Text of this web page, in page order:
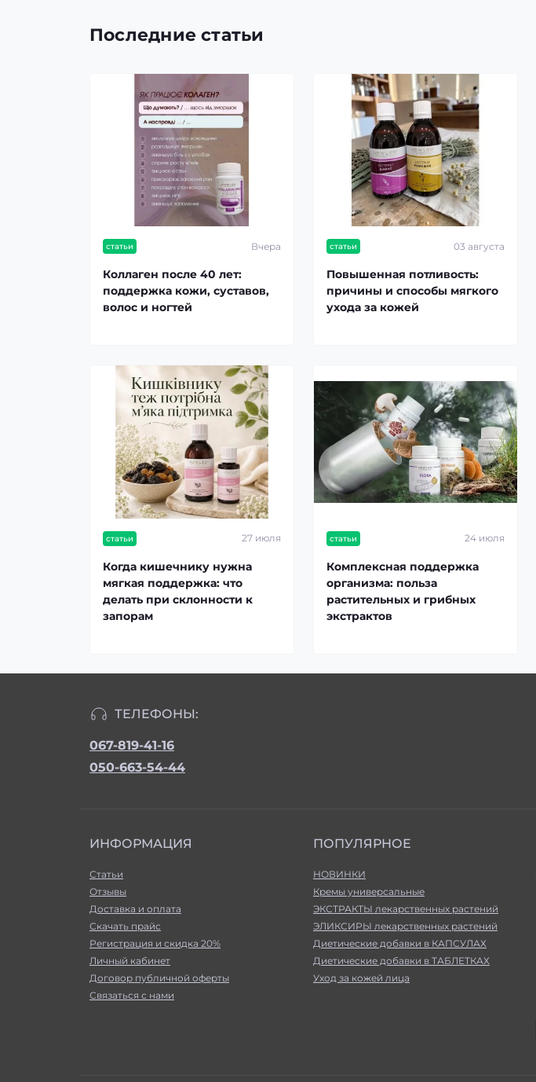
Последние статьи
статьи Вчера
Коллаген после 40 лет:
поддержка кожи, суставов,
волос и ногтей
статьи 03 августа
Повышенная потливость:
причины и способы мягкого
ухода за кожей
статьи 27 июля
Когда кишечнику нужна
мягкая поддержка: что
делать при склонности к
запорам
статьи 24 июля
Комплексная поддержка
организма: польза
растительных и грибных
экстрактов
ТЕЛЕФОНЫ:
067-819-41-16
050-663-54-44
ИНФОРМАЦИЯ
Статьи
Отзывы
Доставка и оплата
Скачать прайс
Регистрация и скидка 20%
Личный кабинет
Договор публичной оферты
Связаться с нами
ПОПУЛЯРНОЕ
НОВИНКИ
Кремы универсальные
ЭКСТРАКТЫ лекарственных растений
ЭЛИКСИРЫ лекарственных растений
Диетические добавки в КАПСУЛАХ
Диетические добавки в ТАБЛЕТКАХ
Уход за кожей лица